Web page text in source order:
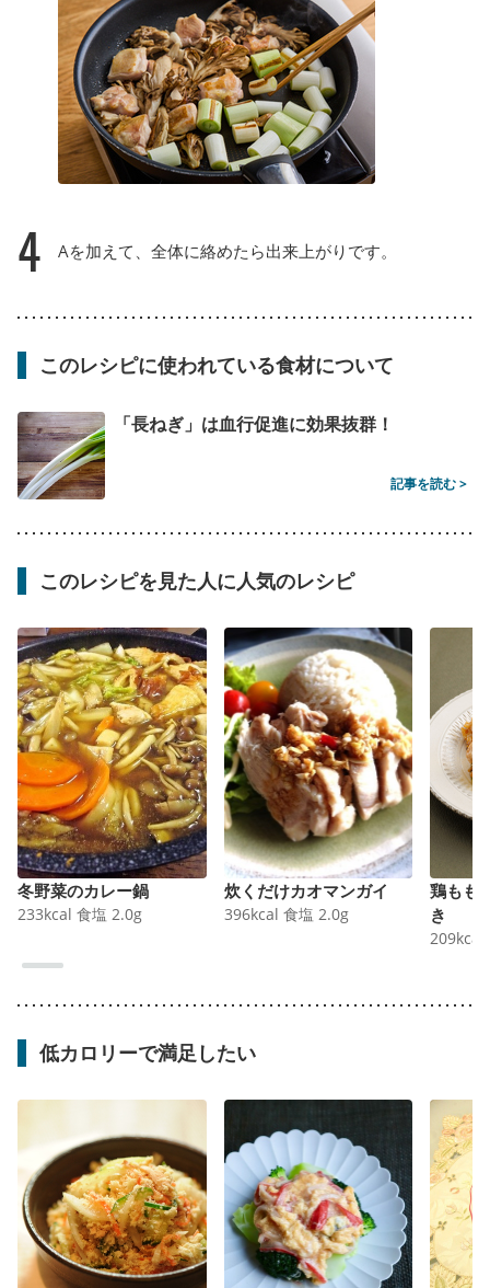
4 Aを加えて、全体に絡めたら出来上がりです。
このレシピに使われている食材について
「長ねぎ」は血行促進に効果抜群！
記事を読む >
このレシピを見た人に人気のレシピ
冬野菜のカレー鍋
233kcal 食塩 2.0g
炊くだけカオマンガイ
396kcal 食塩 2.0g
鶏もも
き
209kcal
低カロリーで満足したい